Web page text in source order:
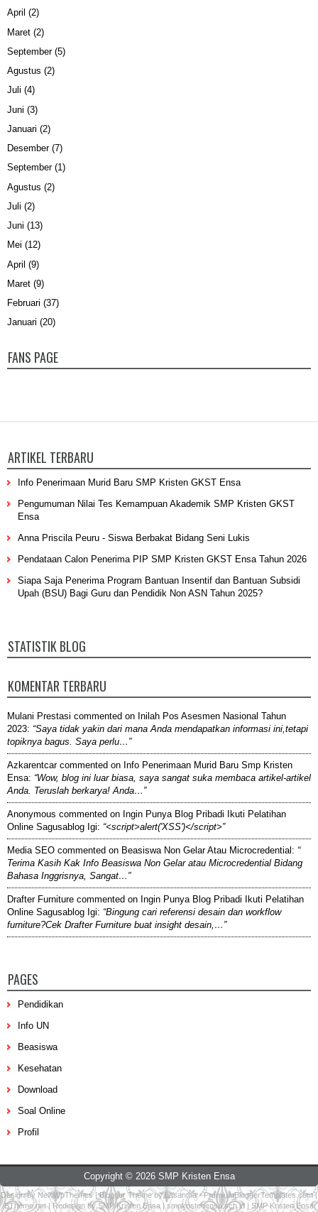
April (2)
Maret (2)
September(5)
Agustus (2)
Juli (4)
Juni (3)
Januari (2)
Desember(7)
September(1)
Agustus (2)
Juli (2)
Juni (13)
Mei (12)
April (9)
Maret (9)
Februari (37)
Januari (20)
FANS PAGE
ARTIKEL TERBARU
Info Penerimaan Murid Baru SMP Kristen GKST Ensa
Pengumuman Nilai Tes Kemampuan Akademik SMP Kristen GKST
Ensa
Anna Priscila Peuru - Siswa Berbakat Bidang Seni Lukis
Pendataan Calon Penerima PIP SMP Kristen GKST Ensa Tahun 2026
Siapa Saja Penerima Program Bantuan Insentif dan Bantuan Subsidi
Upah (BSU) Bagi Guru dan Pendidik Non ASN Tahun 2025?
STATISTIK BLOG
KOMENTAR TERBARU
Mulani Prestasi commented on Inilah Pos Asesmen Nasional Tahun
2023: “Saya tidak yakin dari mana Anda mendapatkan informasi ini,tetapi
topiknya bagus. Saya perlu…”
Azkarentcarcommented on Info Penerimaan Murid Baru Smp Kristen
Ensa: “Wow, blog ini luar biasa, saya sangat suka membaca artikel-artikel
Anda. Teruslah berkarya! Anda…”
Anonymous commented on Ingin Punya Blog Pribadi Ikuti Pelatihan
Online Sagusablog Igi: “<script>alert('XSS')</script>”
Media SEO commented on Beasiswa Non Gelar Atau Microcredential : “
Terima Kasih Kak Info Beasiswa Non Gelar atau Microcredential Bidang
Bahasa Inggrisnya, Sangat…”
Drafter Furniture commented on Ingin Punya Blog Pribadi Ikuti Pelatihan
Online Sagusablog Igi: “Bingung cari referensi desain dan workflow
furniture?Cek Drafter Furniture buat insight desain,…”
PAGES
Pendidikan
Info UN
Beasiswa
Kesehatan
Download
Soal Online
Profil
Copyright © 2026 SMP Kristen Ensa
Design by NewWpThemes| Blogger Theme by Lasantha-PremiumBloggerTemplates.com|
BTheme.net| Redesign bySMP Kristen Ensa |smpkristenensa.sch.id SMP Kristen Ensa